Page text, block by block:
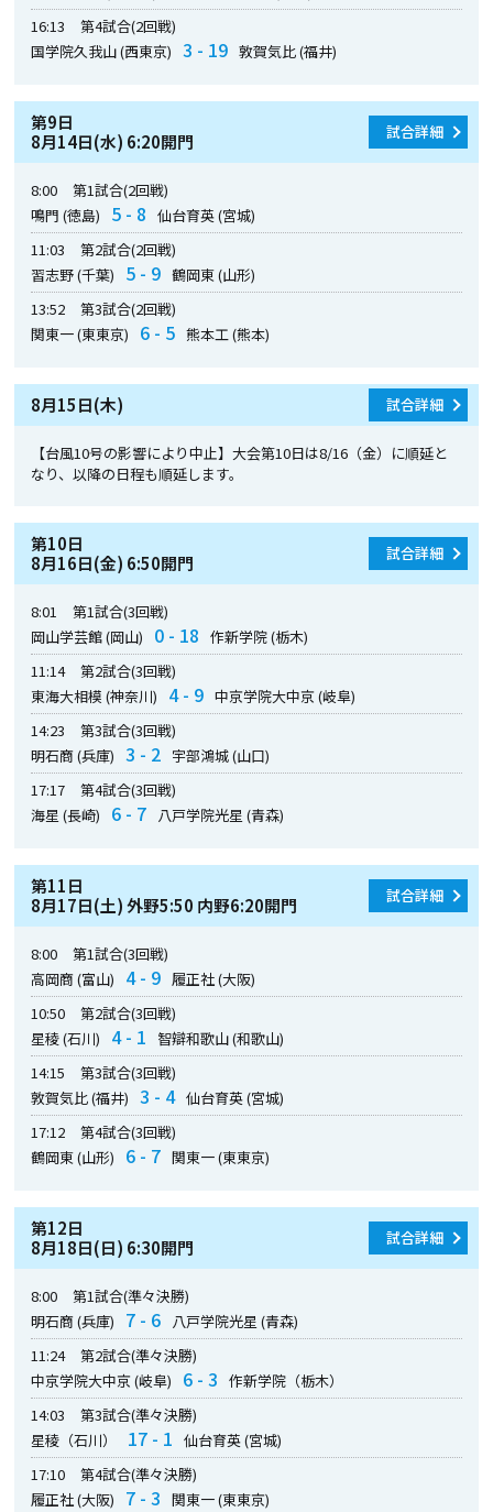
16:13
第4試合(2回戦)
国学院久我山 (西東京)
3 - 19 敦賀気比 (福井)
第9日
8月14日(水) 6:20開門
試合詳細
8:00
第1試合(2回戦)
鳴門 (徳島)
5 - 8
仙台育英 (宮城)
11:03
第2試合(2回戦)
習志野 (千葉)
5 - 9 鶴岡東 (山形)
13:52
第3試合(2回戦)
関東一 (東東京)
6 - 5 熊本工 (熊本)
8月15日(木) 試合詳細
【台風10号の影響により中止】大会第10日は8/16（金）に順延と
なり、以降の日程も順延します。
第10日
8月16日(金) 6:50開門
試合詳細
8:01
第1試合(3回戦)
岡山学芸館 (岡山)
0 - 18
作新学院 (栃木)
11:14
第2試合(3回戦)
東海大相模 (神奈川)
4 - 9 中京学院大中京 (岐阜)
14:23
第3試合(3回戦)
明石商 (兵庫)
3 - 2 宇部鴻城 (山口)
17:17
第4試合(3回戦)
海星 (長崎)
6 - 7 八戸学院光星 (青森)
第11日
8月17日(土) 外野5:50 内野6:20開門
試合詳細
8:00
第1試合(3回戦)
高岡商 (富山)
4 - 9 履正社 (大阪)
10:50
第2試合(3回戦)
星稜 (石川)
4 - 1
智辯和歌山 (和歌山)
14:15
第3試合(3回戦)
敦賀気比 (福井)
3 - 4 仙台育英 (宮城)
17:12
第4試合(3回戦)
鶴岡東 (山形)
6 - 7 関東一 (東東京)
第12日
8月18日(日) 6:30開門
試合詳細
8:00
第1試合(準々決勝)
明石商 (兵庫)
7 - 6 八戸学院光星 (青森)
11:24
第2試合(準々決勝)
中京学院大中京 (岐阜)
6 - 3
作新学院（栃木）
14:03
第3試合(準々決勝)
星稜（石川）
17 - 1
仙台育英 (宮城)
17:10
第4試合(準々決勝)
履正社 (大阪)
7 - 3 関東一 (東東京)